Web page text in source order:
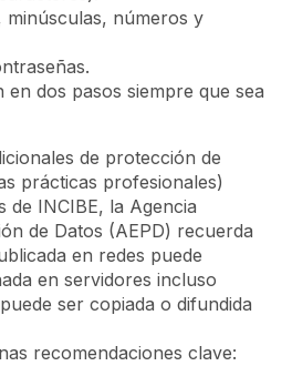
minúsculas, números y
dos pasos siempre que sea
de protección de
prácticas profesionales)
de INCIBE, la Agencia
de Datos (AEPD) recuerda
en redes puede
en servidores incluso
ser copiada o difundida
recomendaciones clave: